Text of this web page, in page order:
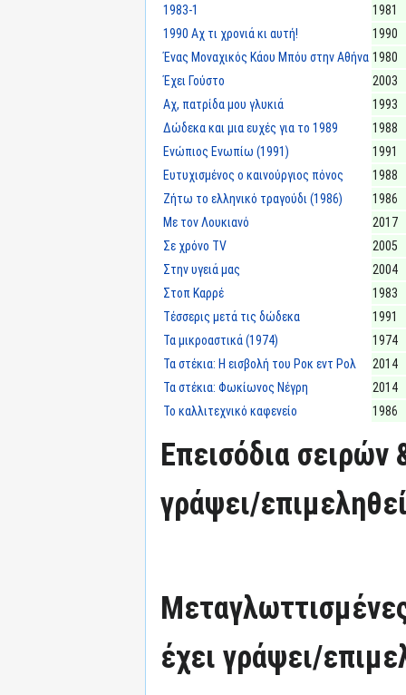
1983-1
1981
1990 Αχ τι χρονιά κι αυτή!
1990
Ένας Μοναχικός Κάου Μπόυ στην Αθήνα 1980
Έχει Γούστο
2003
Αχ, πατρίδα μου γλυκιά
1993
Δώδεκα και μια ευχές για το 1989
1988
Ενώπιος Ενωπίω (1991)
1991
Ευτυχισμένος ο καινούργιος πόνος
1988
Ζήτω το ελληνικό τραγούδι (1986)
1986
Με τον Λουκιανό
2017
Σε χρόνο TV
2005
Στην υγειά μας
2004
Στοπ Καρρέ
1983
Τέσσερις μετά τις δώδεκα
1991
Τα μικροαστικά (1974)
1974
Τα στέκια: Η εισβολή του Ροκ εντ Ρολ
2014
Τα στέκια: Φωκίωνος Νέγρη
2014
Το καλλιτεχνικό καφενείο
1986
Επεισόδια
γράψει/
έχει γράψει/